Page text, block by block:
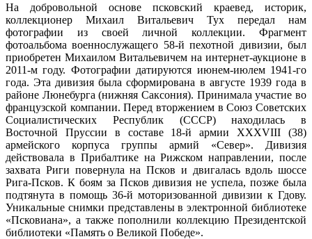
На добровольной основе псковский краевед, историк,
коллекционер Михаил Витальевич Тух передал нам
фотографии из своей личной коллекции. Фрагмент
фотоальбома военнослужащего 58-й пехотной дивизии, был
приобретен Михаилом Витальевичем на интернет-аукционе в
2011-м году. Фотографии датируются июнем-июлем 1941-го
года. Эта дивизия была сформирована в августе 1939 года в
районе Люнебурга (нижняя Саксония). Принимала участие во
французской компании. Перед вторжением в Союз Советских
Социалистических Республик (СССР) находилась в
Восточной Пруссии в составе 18-й армии XXXVIII (38)
армейского корпуса группы армий «Север». Дивизия
действовала в Прибалтике на Рижском направлении, после
захвата Риги повернула на Псков и двигалась вдоль шоссе
Рига-Псков. К боям за Псков дивизия не успела, позже была
подтянута в помощь 36-й моторизованной дивизии к Гдову.
Уникальные снимки представлены в электронной библиотеке
«Псковиана», а также пополнили коллекцию Президентской
библиотеки «Память о Великой Победе».